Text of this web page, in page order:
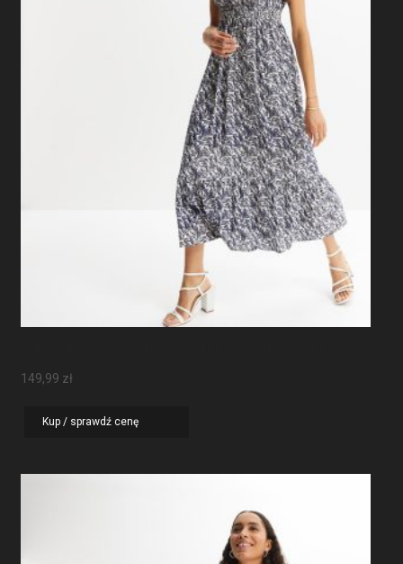
149,99 zł
Kup / sprawdź cenę